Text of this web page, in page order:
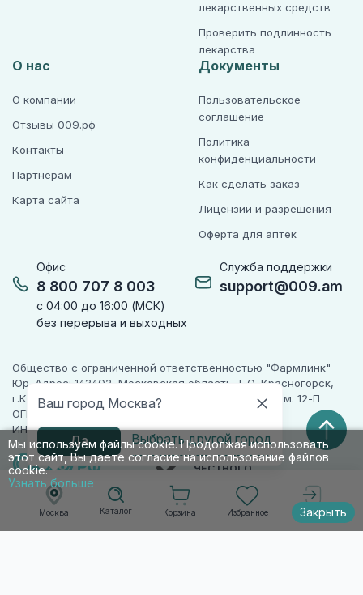
Москва
Ваш город Москва?
Да Выбрать другой город
Каталог Корзина Избранное Войти
Мы используем файлы cookie. Продолжая использовать
этот сайт, Вы даете согласие на использование файлов
cookie.
Узнать больше
Закрыть
Офис
8 800 707 8 003
с 04:00 до 16:00 (МСК)
без перерыва и выходных
Служба поддержки
support@009.am
лекарственных средств
Проверить подлинность
лекарства
О нас
О компании
Отзывы 009.рф
Контакты
Партнёрам
Карта сайта
Документы
Пользовательское
соглашение
Политика
конфиденциальности
Как сделать заказ
Лицензии и разрешения
Оферта для аптек
Общество с ограниченной ответственностью "Фармлинк"
Юр. Адрес: 143402, Московская область, Г.О. Красногорск,
г.Красногорск, ул. Жуковского, д. 17, помещ. III, ком. 12-П
ОГРН 1225000071955
ИНН 5024223277
ПАРТНЕР
ЧЕСТНОГО